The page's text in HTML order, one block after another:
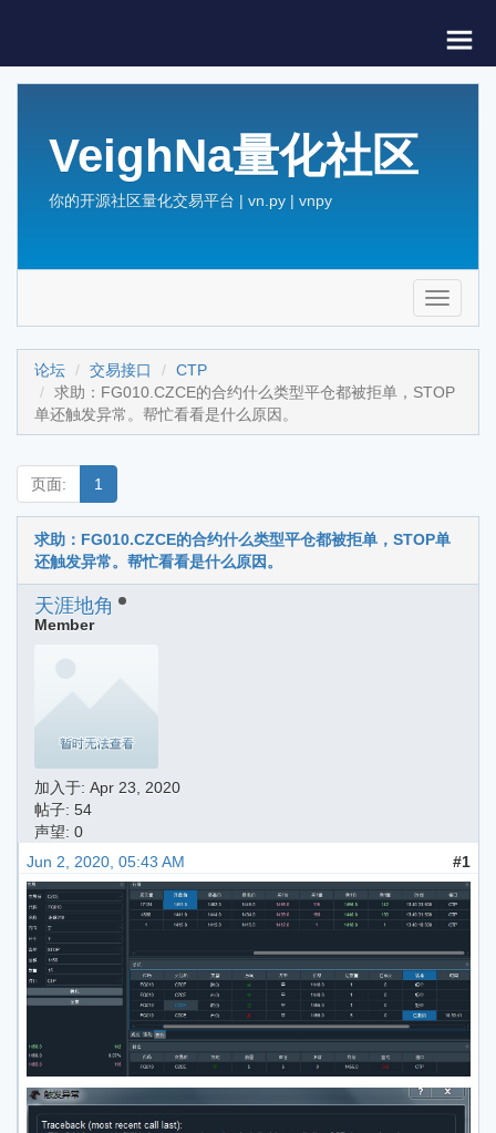
VeighNa量化社区
你的开源社区量化交易平台 | vn.py | vnpy
Toggle
论坛 交易接口
CTP
求助：FG010.CZCE的合约什么类型平仓都被拒单，STOP
单还触发异常。帮忙看看是什么原因。
页面: 1
求助：FG010.CZCE的合约什么类型平仓都被拒单，STOP单
还触发异常。帮忙看看是什么原因。
天涯地角
Member
加入于: Apr 23, 2020
帖子: 54
声望: 0
Jun 2, 2020, 05:43 AM
#1